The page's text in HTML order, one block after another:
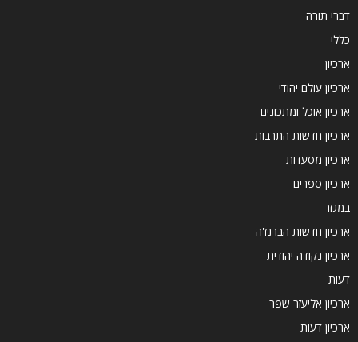
דברי תורה
כללי
ארכיון
ארכיון עולם יהודי
ארכיון אוכל ומתכונים
ארכיון חדשות התרבות
ארכיון מסעדות
ארכיון ספרים
במגזר
ארכיון חדשות הברנז'ה
ארכיון נקודה יהודית
דעות
ארכיון אליעזר שפר
ארכיון דעות